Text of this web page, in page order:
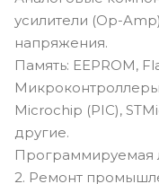
усилители (Op-
напряжения.
Память: EEPROM,
Microchip (PIC),
другие.
Программируемая
2. Ремонт